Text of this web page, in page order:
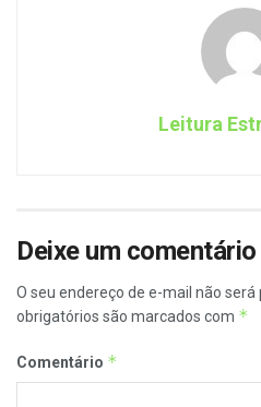
Leitura
Deixe um comentário
O seu endereço de e-mail não será
obrigatórios são marcados com *
Comentário *